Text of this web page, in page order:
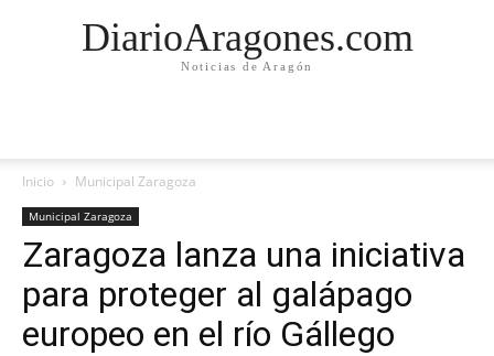
DiarioAragones.com
Noticias de Aragón
Inicio Municipal Zaragoza
Municipal Zaragoza
Zaragoza lanza una iniciativa
para proteger al galápago
europeo en el río Gállego